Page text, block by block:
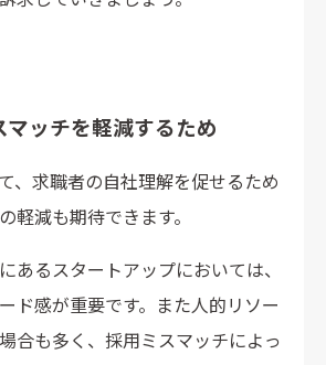
マッチを軽減するため
、求職者の自社理解を促せるため
軽減も期待できます。
あるスタートアップにおいては、
ド感が重要です。また人的リソー
合も多く、採用ミスマッチによっ